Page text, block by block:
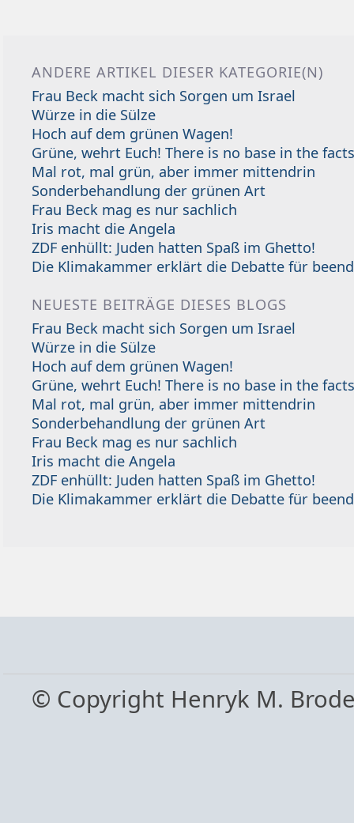
ANDERE ARTIKEL DIESER KATEGORIE(N)
Frau Beck macht sich Sorgen um Israel
Würze in die Sülze
Hoch auf dem grünen Wagen!
Grüne, wehrt Euch! There is no base in the
Mal rot, mal grün, aber immer mittendrin
Sonderbehandlung der grünen Art
Frau Beck mag es nur sachlich
Iris macht die Angela
ZDF enhüllt: Juden hatten Spaß im Ghetto!
Die Klimakammer erklärt die Debatte für
NEUESTE BEITRÄGE DIESES BLOGS
Frau Beck macht sich Sorgen um Israel
Würze in die Sülze
Hoch auf dem grünen Wagen!
Grüne, wehrt Euch! There is no base in the
Mal rot, mal grün, aber immer mittendrin
Sonderbehandlung der grünen Art
Frau Beck mag es nur sachlich
Iris macht die Angela
ZDF enhüllt: Juden hatten Spaß im Ghetto!
Die Klimakammer erklärt die Debatte für
© Copyright Henryk M.